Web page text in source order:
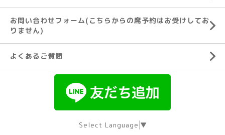
お問い合わせフォーム(こちらからの席予約はお受けしてお
りません)
よくあるご質問
Select Language ▼